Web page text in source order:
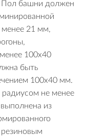
Пол башни должен
21 мм,
100х40
быть
100х40 мм.
не менее
из
резиновым